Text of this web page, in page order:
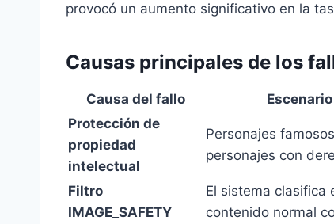
provocó un aumento significativo en la
Causas principales de los
Causa del fallo
Protección de
propiedad
intelectual
Personajes
personajes con
Filtro
IMAGE_SAFETY
El sistema clasifica
contenido normal